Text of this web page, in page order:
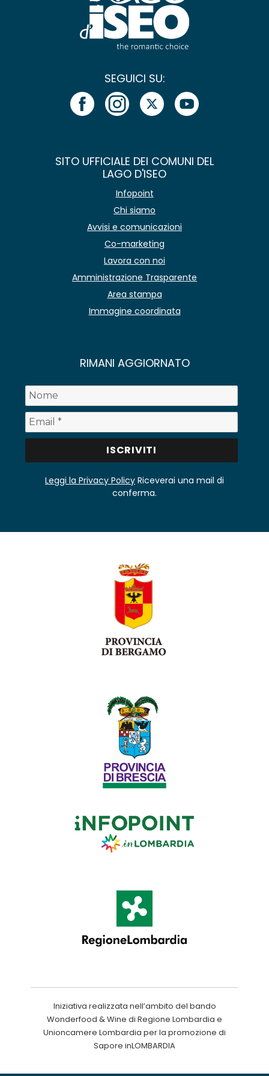
SEGUICI SU:
SITO UFFICIALE DEI COMUNI DEL
LAGO D'ISEO
Infopoint
Chi siamo
Avvisi e comunicazioni
Co-marketing
Lavora con noi
Amministrazione Trasparente
Area stampa
Immagine coordinata
RIMANI AGGIORNATO
Leggi la Privacy Policy Riceverai una mail di
conferma.
Iniziativa realizzata nell’ambito del bando
Wonderfood & Wine di Regione Lombardia e
Unioncamere Lombardia per la promozione di
Sapore inLOMBARDIA